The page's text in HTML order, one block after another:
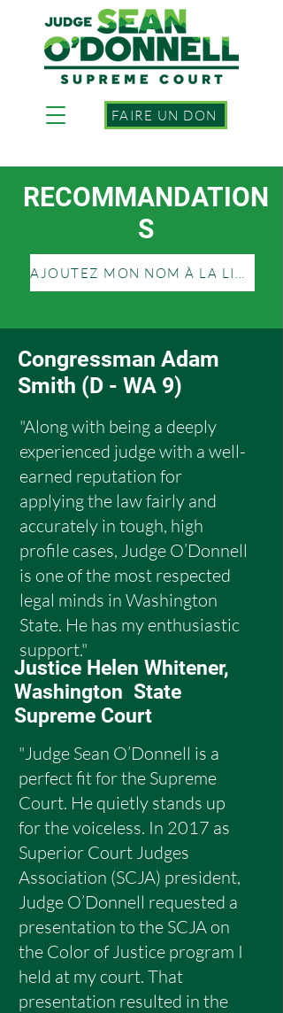
FAIRE UN DON
RECOMMANDATION
S
Congressman Adam
Smith (D - WA 9)
Justice Helen Whitener,
Washington State
Supreme Court
"Judge Sean O’Donnell is a
perfect fit for the Supreme
Court. He quietly stands up
for the voiceless. In 2017 as
Superior Court Judges
Association (SCJA) president,
Judge O’Donnell requested a
presentation to the SCJA on
the Color of Justice program I
held at my court. That
presentation resulted in the
"Along with being a deeply
experienced judge with a well-
earned reputation for
applying the law fairly and
accurately in tough, high
profile cases, Judge O’Donnell
is one of the most respected
legal minds in Washington
State. He has my enthusiastic
support."